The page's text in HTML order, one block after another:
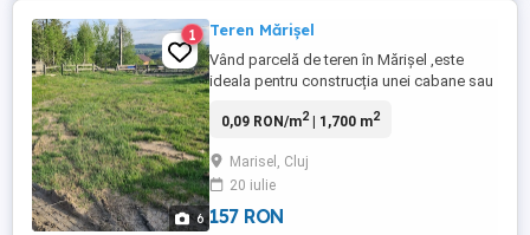
6
1 Teren Mărișel
Vând parcelă de teren în Mărișel ,este
ideala pentru construcția unei cabane sau
Este o zona foarte frumoasa și liniștită,
dorește sa iasă la munte pentru relaxare.
Pentru detalii la nr de telefon euro
negociabil
0,09 RON/m2| 1,700 m2
Marisel, Cluj
20 iulie
157 RON